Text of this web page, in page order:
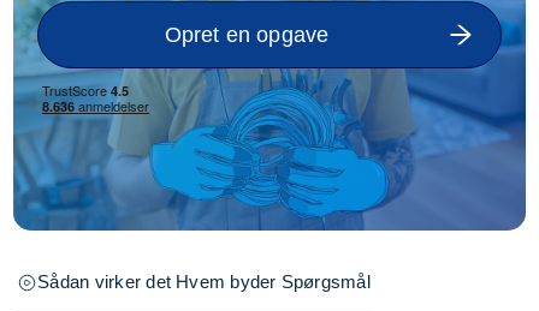
Opret en opgave
Sådan virker det Hvem byder Spørgsmål